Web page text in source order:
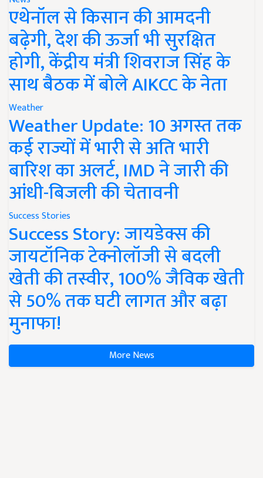
एथेनॉल से किसान की आमदनी
बढ़ेगी, देश की ऊर्जा भी सुरक्षित
होगी, केंद्रीय मंत्री शिवराज सिंह के
साथ बैठक में बोले AIKCC के नेता
Weather
Weather Update: 10 अगस्त तक
कई राज्यों में भारी से अति भारी
बारिश का अलर्ट, IMD ने जारी की
आंधी-बिजली की चेतावनी
Success Stories
Success Story: जायडेक्स की
जायटॉनिक टेक्नोलॉजी से बदली
खेती की तस्वीर, 100% जैविक खेती
से 50% तक घटी लागत और बढ़ा
मुनाफा!
More News